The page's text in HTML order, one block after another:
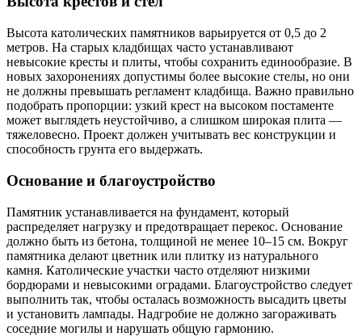
Высота католических памятников варьируется от 0,5 до 2
метров. На старых кладбищах часто устанавливают
невысокие кресты и плиты, чтобы сохранить единообразие. В
новых захоронениях допустимы более высокие стелы, но они
не должны превышать регламент кладбища. Важно правильно
подобрать пропорции: узкий крест на высоком постаменте
может выглядеть неустойчиво, а слишком широкая плита —
тяжеловесно. Проект должен учитывать вес конструкции и
способность грунта его выдержать.
Основание и благоустройство
Памятник устанавливается на фундамент, который
распределяет нагрузку и предотвращает перекос. Основание
должно быть из бетона, толщиной не менее 10–15 см. Вокруг
памятника делают цветник или плитку из натурального
камня. Католические участки часто отделяют низкими
бордюрами и невысокими оградами. Благоустройство следует
выполнить так, чтобы осталась возможность высадить цветы
и установить лампады. Надгробие не должно загораживать
соседние могилы и нарушать общую гармонию.